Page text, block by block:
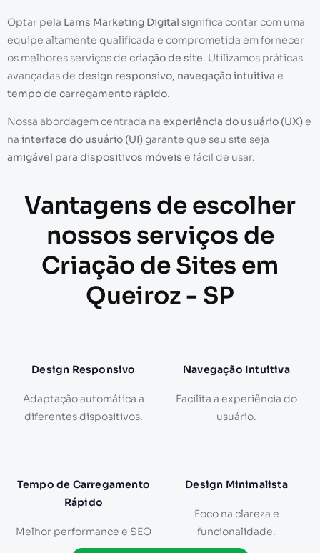
Optar pela Lams Marketing Digital significa contar com uma
equipe altamente qualificada e comprometida em fornecer
os melhores serviços de criação de site. Utilizamos práticas
avançadas de design responsivo, navegação intuitiva e
tempo de carregamento rápido.
Nossa abordagem centrada na experiência do usuário (UX)e
na interface do usuário (UI)garante que seu site seja
amigável para dispositivos móveis e fácil de usar.
Vantagens de escolher
nossos serviços de
Criação de Sites em
Queiroz - SP
Design Responsivo
Adaptação automática a
diferentes dispositivos.
Navegação Intuitiva
Facilita a experiência do
usuário.
Tempo de Carregamento
Rápido
Melhor performance e SEO
Design Minimalista
Foco na clareza e
funcionalidade.